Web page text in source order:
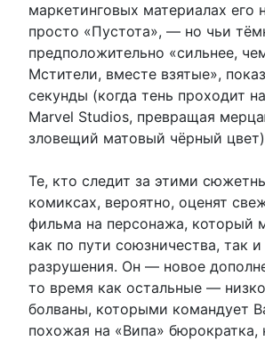
маркетинговых материалах его
просто «Пустота», — но чьи
предположительно «сильнее,
Мстители, вместе взятые»,
секунды (когда тень проходит
Marvel Studios, превращая
зловещий матовый чёрный
Те, кто следит за этими
комиксах, вероятно, оценят
фильма на персонажа, который
как по пути союзничества, так
разрушения. Он — новое
то время как остальные —
болваны, которыми командует
похожая на «Випа»